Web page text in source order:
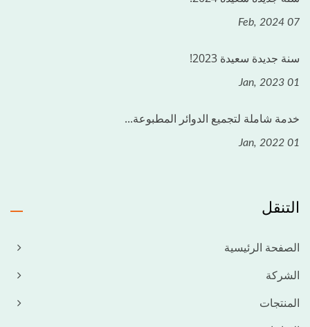
07 Feb, 2024
سنة جديدة سعيدة 2023!
01 Jan, 2023
خدمة شاملة لتجميع الدوائر المطبوعة...
01 Jan, 2022
التنقل
الصفحة الرئيسية
الشركة
المنتجات